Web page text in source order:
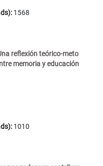
1568
reflexión teórico-meto
memoria y educación
1010